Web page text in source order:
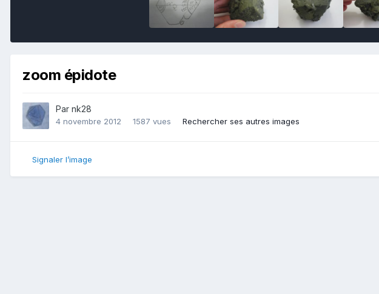
zoom épidote
Par nk28
4 novembre 2012 1587 vues Rechercher ses autres images
Signaler l’image